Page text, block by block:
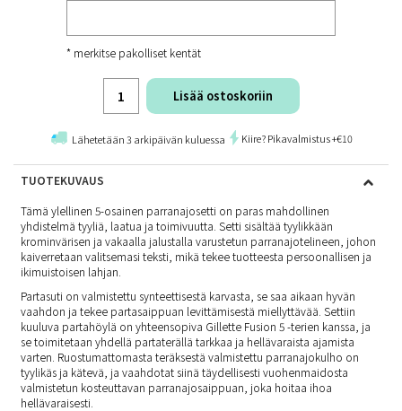
* merkitse pakolliset kentät
Lisää ostoskoriin
Lähetetään 3 arkipäivän kuluessa Kiire? Pikavalmistus +€10
TUOTEKUVAUS
Tämä ylellinen 5-osainen parranajosetti on paras mahdollinen
yhdistelmä tyyliä, laatua ja toimivuutta. Setti sisältää tyylikkään
krominvärisen ja vakaalla jalustalla varustetun parranajotelineen, johon
kaiverretaan valitsemasi teksti, mikä tekee tuotteesta persoonallisen ja
ikimuistoisen lahjan.
Partasuti on valmistettu synteettisestä karvasta, se saa aikaan hyvän
vaahdon ja tekee partasaippuan levittämisestä miellyttävää. Settiin
kuuluva partahöylä on yhteensopiva Gillette Fusion 5 -terien kanssa, ja
se toimitetaan yhdellä partaterällä tarkkaa ja hellävaraista ajamista
varten. Ruostumattomasta teräksestä valmistettu parranajokulho on
tyylikäs ja kätevä, ja vaahdotat siinä täydellisesti vuohenmaidosta
valmistetun kosteuttavan parranajosaippuan, joka hoitaa ihoa
hellävaraisesti.